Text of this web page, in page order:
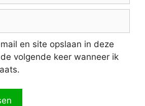
en site opslaan in deze
volgende keer wanneer ik